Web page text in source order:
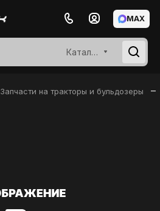
Каталог
MAX
Запчасти на тракторы и бульдозеры –